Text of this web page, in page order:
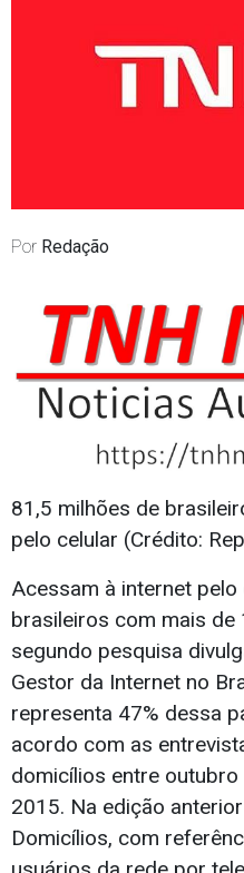
Por Redação
81,5 milhões de
pelo celular (Crédito:
Acessam à internet
brasileiros com mais de
segundo pesquisa
Gestor da Internet no
representa 47% dessa
acordo com as
domicílios entre
2015. Na edição
Domicílios, com